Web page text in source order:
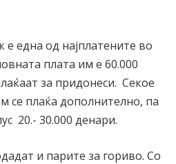
е една од најплатените во
плата им е 60.000
за придонеси. Секое
се плаќа дополнително, па
20.- 30.000 денари.
и парите за гориво. Со